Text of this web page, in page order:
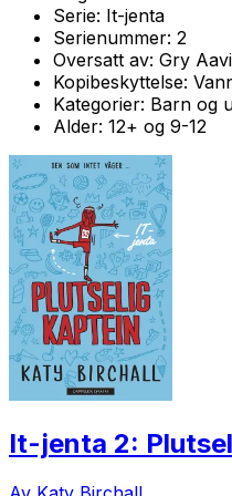
Serie: It-jenta
Serienummer: 2
Oversatt av: Gry
Kopibeskyttelse:
Kategorier: Barn og
Alder: 12+ og 9-12
It-jenta 2: